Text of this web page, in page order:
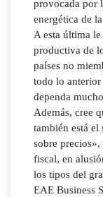
provocada por
energética de
A esta última
productiva de
países no
todo lo
dependa
Además, cree
también está el
sobre
fiscal, en
los tipos del
EAE Business